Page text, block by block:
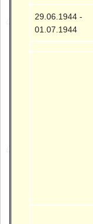
29.06.1944 -
01.07.1944